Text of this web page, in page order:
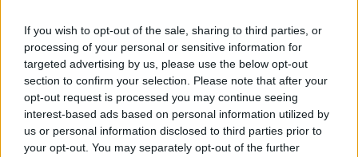
If you wish to opt-out of the sale, sharing to third parties, or
processing of your personal or sensitive information for
targeted advertising by us, please use the below opt-out
section to confirm your selection. Please note that after your
opt-out request is processed you may continue seeing
interest-based ads based on personal information utilized by
us or personal information disclosed to third parties prior to
your opt-out. You may separately opt-out of the further
Έφυγε από τη ζωή ο επί σειρά ετών εφημέριος στον
ιερό Ναό του Αγίου Νικολάου Παστίδας Μιχαήλ
Καψάλης
Τοπικές Ειδήσεις • πριν 21 ώρες
Αποκαλυπτήρια για την «Ατζέντα 2030» από το βήμα
18
19 20 21 22 23
24
25
26 27 28 29 30
« Αυγ Οκτ »
ΦΑΡΜΑΚΕΙΑ